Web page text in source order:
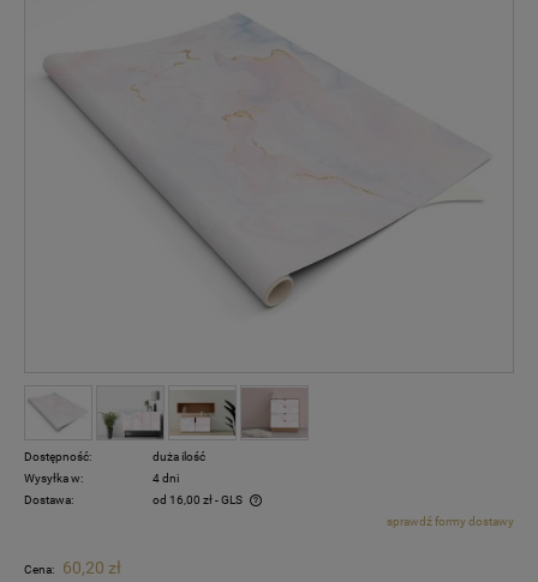
Dostępność:
duża ilość
Wysyłka w:
4 dni
Dostawa:
od 16,00 zł- GLS
Cena nie zawiera ewentualnych kosztów płatnościsprawdź formy dostawy
Cena: 60,20 zł